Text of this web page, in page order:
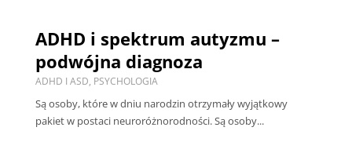
ADHD i spektrum autyzmu –
podwójna diagnoza
ADHD I ASD, PSYCHOLOGIA
Są osoby, które w dniu narodzin otrzymały wyjątkowy
pakiet w postaci neuroróżnorodności. Są osoby...